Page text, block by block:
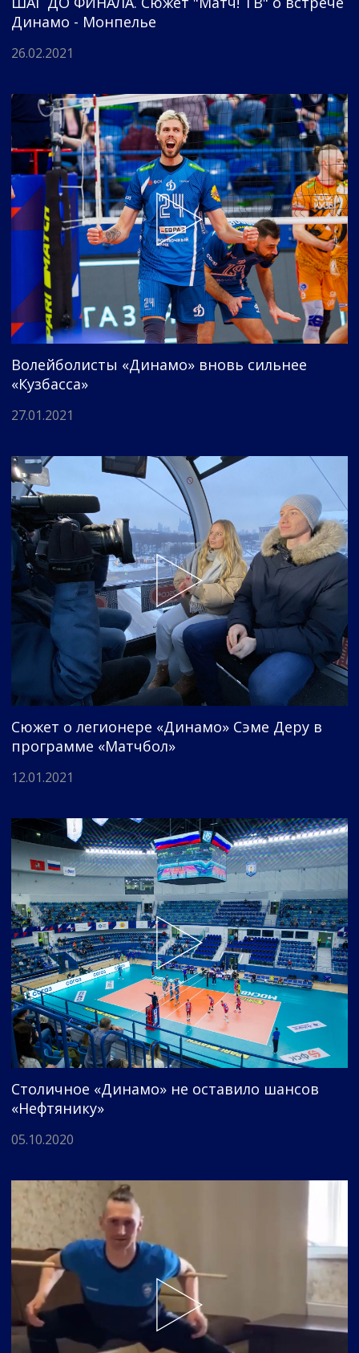
Динамо - Монпелье
26.02.2021
Волейболисты «Динамо» вновь сильнее
«Кузбасса»
27.01.2021
Сюжет о легионере «Динамо» Сэме Деру в
программе «Матчбол»
12.01.2021
Столичное «Динамо» не оставило шансов
«Нефтянику»
05.10.2020